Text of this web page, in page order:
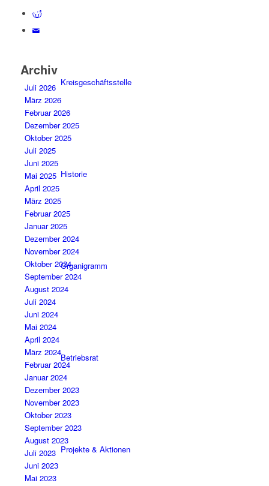
Kreisgeschäftsstelle
Historie
Organigramm
Betriebsrat
Projekte & Aktionen
Archiv
Juli 2026
März 2026
Februar 2026
Dezember 2025
Oktober 2025
Juli 2025
Juni 2025
Mai 2025
April 2025
März 2025
Februar 2025
Januar 2025
Dezember 2024
November 2024
Oktober 2024
September 2024
August 2024
Juli 2024
Juni 2024
Mai 2024
April 2024
März 2024
Februar 2024
Januar 2024
Dezember 2023
November 2023
Oktober 2023
September 2023
August 2023
Juli 2023
Juni 2023
Mai 2023